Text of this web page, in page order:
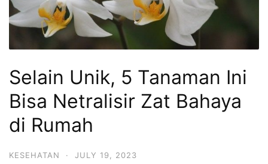
Selain Unik, 5 Tanaman Ini
Bisa Netralisir Zat Bahaya
di Rumah
KESEHATAN · JULY 19, 2023